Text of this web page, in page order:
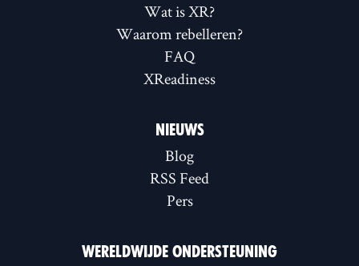
Wat is XR?
Waarom rebelleren?
FAQ
XReadiness
NIEUWS
Blog
RSS Feed
Pers
WERELDWIJDE ONDERSTEUNING